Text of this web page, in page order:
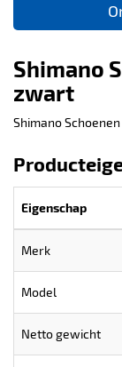
Shimano
zwart
Shimano
Eigenschap
Merk
Model
Netto gewicht